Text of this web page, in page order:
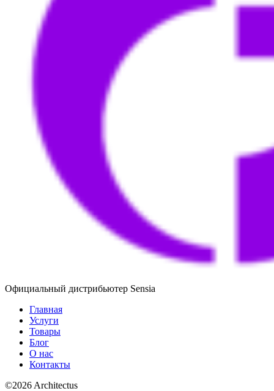
Официальный дистрибьютер Sensia
Главная
Услуги
Товары
Блог
О нас
Контакты
©2026 Architectus